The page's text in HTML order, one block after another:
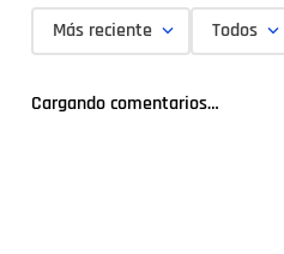
Más reciente Todos
Cargando comentarios…